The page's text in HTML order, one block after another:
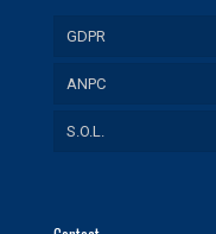
GDPR
ANPC
S.O.L.